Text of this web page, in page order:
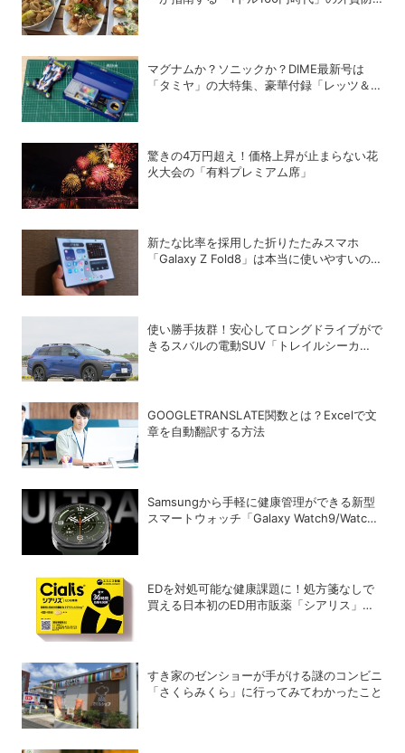
マグナムか？ソニックか？DIME最新号は
「タミヤ」の大特集、豪華付録「レッツ＆ゴ
驚きの4万円超え！価格上昇が止まらない花
火大会の「有料プレミアム席」
新たな比率を採用した折りたたみスマホ
「Galaxy Z Fold8」は本当に使いやすいの
使い勝手抜群！安心してロングドライブがで
きるスバルの電動SUV「トレイルシーカ
GOOGLETRANSLATE関数とは？Excelで文
章を自動翻訳する方法
Samsungから手軽に健康管理ができる新型
スマートウォッチ「Galaxy Watch9/Watch
EDを対処可能な健康課題に！処方箋なしで
買える日本初のED用市販薬「シアリス」が
すき家のゼンショーが手がける謎のコンビニ
「さくらみくら」に行ってみてわかったこと